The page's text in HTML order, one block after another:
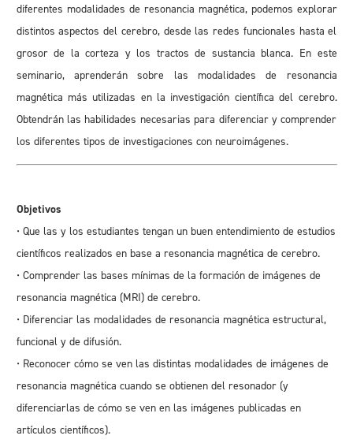
diferentes modalidades de resonancia magnética, podemos explorar
distintos aspectos del cerebro, desde las redes funcionales hasta el
grosor de la corteza y los tractos de sustancia blanca. En este
seminario, aprenderán sobre las modalidades de resonancia
magnética más utilizadas en la investigación científica del cerebro.
Obtendrán las habilidades necesarias para diferenciar y comprender
los diferentes tipos de investigaciones con neuroimágenes.
Objetivos
• Que las y los estudiantes tengan un buen entendimiento de estudios
científicos realizados en base a resonancia magnética de cerebro.
• Comprender las bases mínimas de la formación de imágenes de
resonancia magnética (MRI) de cerebro.
• Diferenciar las modalidades de resonancia magnética estructural,
funcional y de difusión.
• Reconocer cómo se ven las distintas modalidades de imágenes de
resonancia magnética cuando se obtienen del resonador (y
diferenciarlas de cómo se ven en las imágenes publicadas en
artículos científicos).